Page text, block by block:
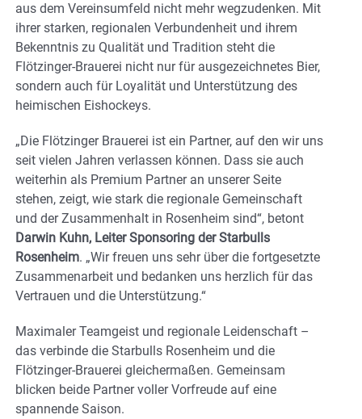
aus dem Vereinsumfeld nicht mehr wegzudenken. Mit
ihrer starken, regionalen Verbundenheit und ihrem
Bekenntnis zu Qualität und Tradition steht die
Flötzinger-Brauerei nicht nur für ausgezeichnetes Bier,
sondern auch für Loyalität und Unterstützung des
heimischen Eishockeys.
„Die Flötzinger Brauerei ist ein Partner, auf den wir uns
seit vielen Jahren verlassen können. Dass sie auch
weiterhin als Premium Partner an unserer Seite
stehen, zeigt, wie stark die regionale Gemeinschaft
und der Zusammenhalt in Rosenheim sind“, betont
Darwin Kuhn, Leiter Sponsoring der Starbulls
Rosenheim. „Wir freuen uns sehr über die fortgesetzte
Zusammenarbeit und bedanken uns herzlich für das
Vertrauen und die Unterstützung.“
Maximaler Teamgeist und regionale Leidenschaft –
das verbinde die Starbulls Rosenheim und die
Flötzinger-Brauerei gleichermaßen. Gemeinsam
blicken beide Partner voller Vorfreude auf eine
spannende Saison.